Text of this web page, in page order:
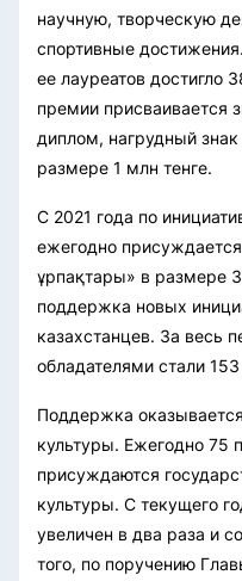
научную, творческую
спортивные
ее лауреатов достигло
премии присваивается
диплом, нагрудный
размере 1 млн тенге.
С 2021 года по
ежегодно присуждается
ұрпақтары» в размере
поддержка новых
казахстанцев. За весь
обладателями стали
Поддержка
культуры. Ежегодно 75
присуждаются
культуры. С текущего
увеличен в два раза и
того, по поручению